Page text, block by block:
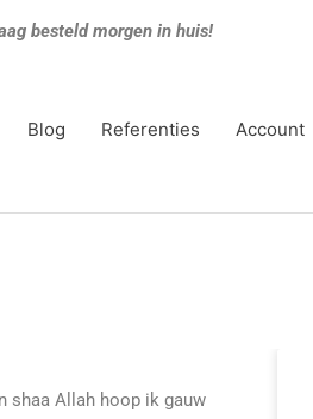
besteld morgen in huis!
Blog Referenties Account
shaa Allah hoop ik gauw